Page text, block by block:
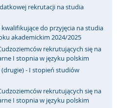
rekrutacji na studia
do przyjęcia na studia
akademickim 2024/2025
rekrutujących się na
I stopnia w języku polskim
- I stopień studiów
rekrutujących się na
I stopnia w języku polskim